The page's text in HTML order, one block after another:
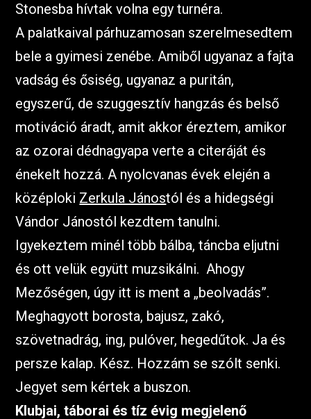
Stonesba hívtak volna egy turnéra.
A palatkaival párhuzamosan szerelmesedtem
bele a gyimesi zenébe. Amiből ugyanaz a fajta
vadság és ősiség, ugyanaz a puritán,
egyszerű, de szuggesztív hangzás és belső
motiváció áradt, amit akkor éreztem, amikor
az ozorai dédnagyapa verte a citeráját és
énekelt hozzá. A nyolcvanas évek elején a
középloki Zerkula Jánostól és a hidegségi
Vándor Jánostól kezdtem tanulni.
Igyekeztem minél több bálba, táncba eljutni
és ott velük együtt muzsikálni. Ahogy
Mezőségen, úgy itt is ment a „beolvadás”.
Meghagyott borosta, bajusz, zakó,
szövetnadrág, ing, pulóver, hegedűtok. Ja és
persze kalap. Kész. Hozzám se szólt senki.
Jegyet sem kértek a buszon.
Klubjai, táborai és tíz évig megjelenő